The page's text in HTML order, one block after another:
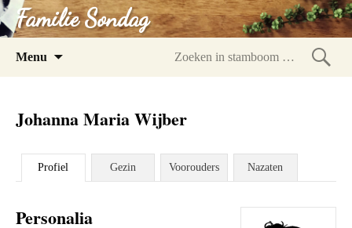
Familie Sondag
Menu
Johanna Maria Wijber
Profiel Gezin Voorouders Nazaten
Personalia